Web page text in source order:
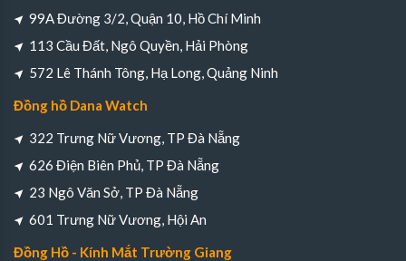
99A Đường 3/2, Quận 10, Hồ Chí Minh
113 Cầu Đất, Ngô Quyền, Hải Phòng
572 Lê Thánh Tông, Hạ Long, Quảng Ninh
Đồng hồ Dana Watch
322 Trưng Nữ Vương, TP Đà Nẵng
626 Điện Biên Phủ, TP Đà Nẵng
23 Ngô Văn Sở, TP Đà Nẵng
601 Trưng Nữ Vương, Hội An
Đồng Hồ - Kính Mắt Trường Giang